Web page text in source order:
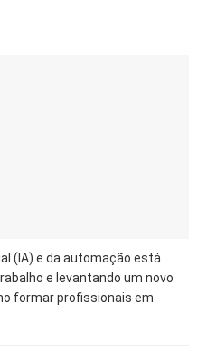
(IA) e da automação está
e levantando um novo
formar profissionais em